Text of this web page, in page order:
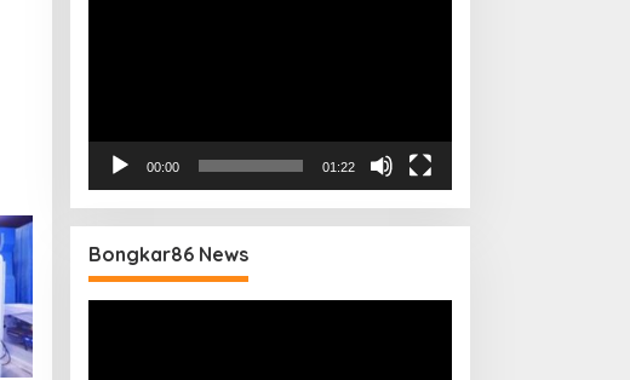
00:00 01:22
Bongkar86 News